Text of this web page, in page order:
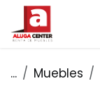
Ir al contenido
... Muebles